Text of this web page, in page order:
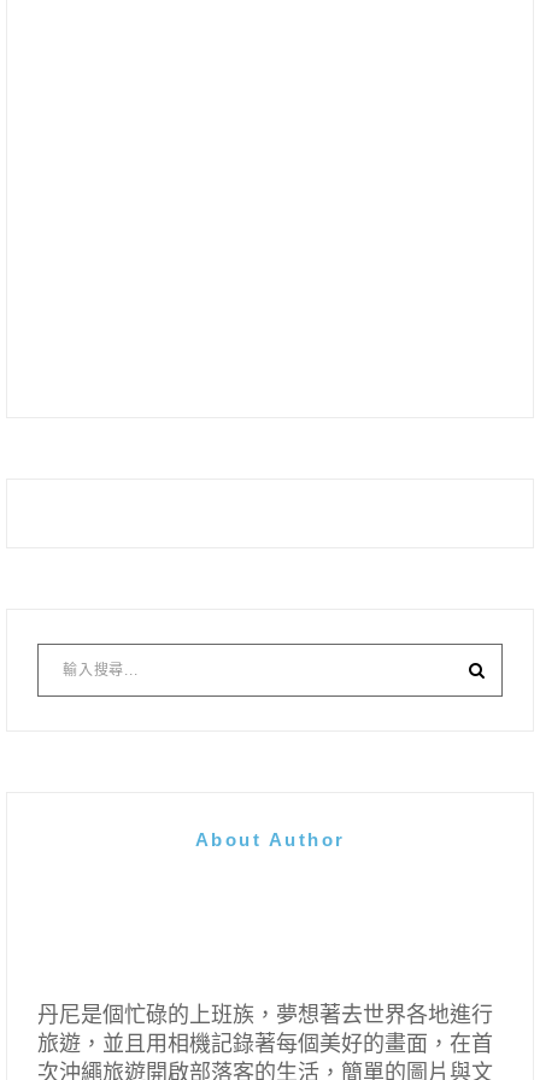
About Author
丹尼是個忙碌的上班族，夢想著去世界各地進行
旅遊，並且用相機記錄著每個美好的畫面，在首
次沖繩旅遊開啟部落客的生活，簡單的圖片與文